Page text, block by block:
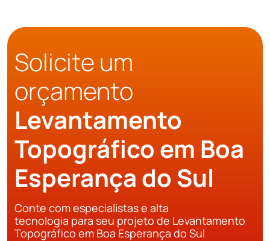
Solicite um
orçamento
Levantamento
Topográfico em Boa
Esperança do Sul
Conte com especialistas e alta
tecnologia para seu projeto de Levantamento
Topográfico em Boa Esperança do Sul